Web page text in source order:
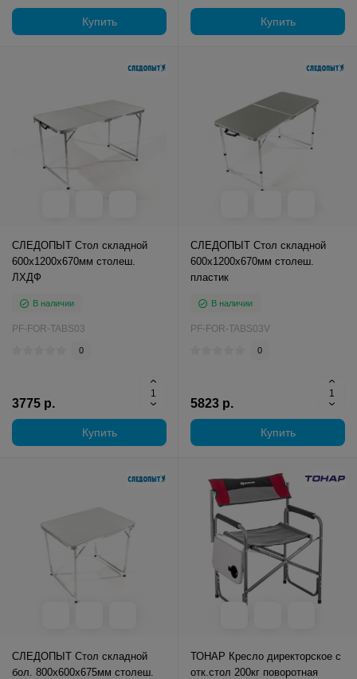
Купить Купить
СЛЕДОПЫТ Стол складной
600х1200х670мм столеш.
ЛХДФ
В наличии
PF-FOR-TABS03
0
3775 р.
Купить
СЛЕДОПЫТ Стол складной
600х1200х670мм столеш.
пластик
В наличии
PF-FOR-TABS03V
0
5823 р.
Купить
СЛЕДОПЫТ Стол складной
бол. 800х600х675мм столеш.
ТОНАР Кресло директорское с
отк.стол 200кг поворотная